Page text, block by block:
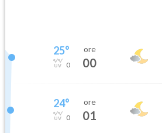
25°
0
ore
00
24°
0
ore
01